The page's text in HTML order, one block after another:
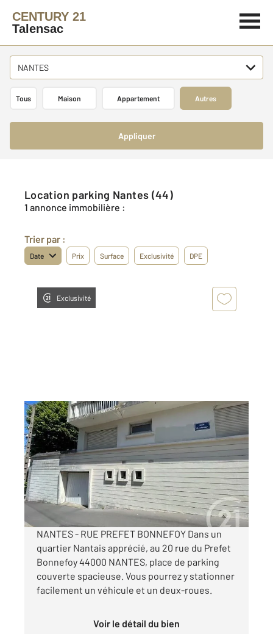
CENTURY 21
Talensac
NANTES
Tous Maison Appartement Autres
Appliquer
Location parking Nantes (44)
1 annonce immobilière :
Trier par :
Date Prix Surface Exclusivité DPE
Exclusivité
NANTES 44
20 m2
Ref : 15334
Parking à louer
130 €
par mois charges comprises
NANTES - RUE PREFET BONNEFOY Dans un
quartier Nantais apprécié, au 20 rue du Prefet
Bonnefoy 44000 NANTES, place de parking
couverte spacieuse. Vous pourrez y stationner
facilement un véhicule et un deux-roues.
Voir le détail du bien